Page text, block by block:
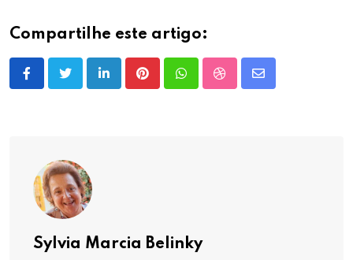
Compartilhe este artigo:
LinkedInPinterestWhatsappStumbleUpon
Share
Sylvia Marcia Belinky